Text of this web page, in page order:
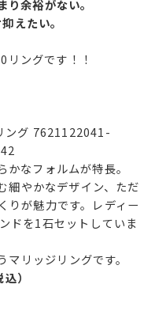
余裕がない。
えたい。
リングです！！
ング 7621122041-
なフォルムが特長。
細やかなデザイン、ただ
りが魅力です。レディー
ドを1石セットしていま
リッジリングです。
）